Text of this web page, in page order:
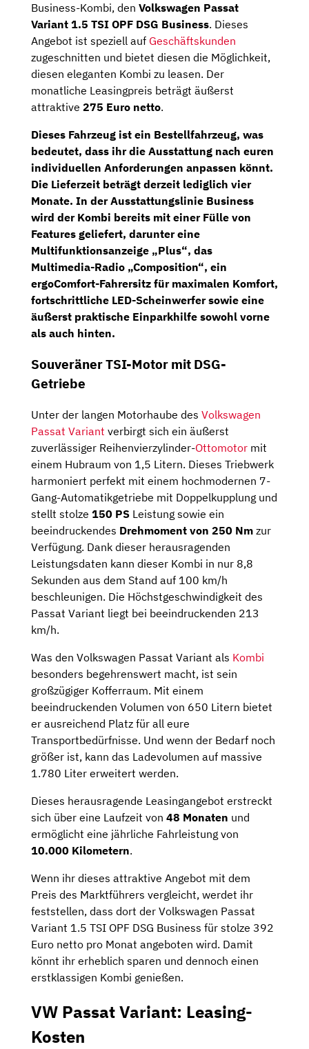
Business-Kombi, den Volkswagen Passat
Variant 1.5 TSI OPF DSG Business. Dieses
Angebot ist speziell auf Geschäftskunden
zugeschnitten und bietet diesen die Möglichkeit,
diesen eleganten Kombi zu leasen. Der
monatliche Leasingpreis beträgt äußerst
attraktive 275 Euro netto.
Dieses Fahrzeug ist ein Bestellfahrzeug, was
bedeutet, dass ihr die Ausstattung nach euren
individuellen Anforderungen anpassen könnt.
Die Lieferzeit beträgt derzeit lediglich vier
Monate. In der Ausstattungslinie Business
wird der Kombi bereits mit einer Fülle von
Features geliefert, darunter eine
Multifunktionsanzeige „Plus“, das
Multimedia-Radio „Composition“, ein
ergoComfort-Fahrersitz für maximalen Komfort,
fortschrittliche LED-Scheinwerfer sowie eine
äußerst praktische Einparkhilfe sowohl vorne
als auch hinten.
Souveräner TSI-Motor mit DSG-
Getriebe
Unter der langen Motorhaube des Volkswagen
Passat Variant verbirgt sich ein äußerst
zuverlässiger Reihenvierzylinder-Ottomotor mit
einem Hubraum von 1,5 Litern. Dieses Triebwerk
harmoniert perfekt mit einem hochmodernen 7-
Gang-Automatikgetriebe mit Doppelkupplung und
stellt stolze 150 PS Leistung sowie ein
beeindruckendes Drehmoment von 250 Nm zur
Verfügung. Dank dieser herausragenden
Leistungsdaten kann dieser Kombi in nur 8,8
Sekunden aus dem Stand auf 100 km/h
beschleunigen. Die Höchstgeschwindigkeit des
Passat Variant liegt bei beeindruckenden 213
km/h.
Was den Volkswagen Passat Variant als Kombi
besonders begehrenswert macht, ist sein
großzügiger Kofferraum. Mit einem
beeindruckenden Volumen von 650 Litern bietet
er ausreichend Platz für all eure
Transportbedürfnisse. Und wenn der Bedarf noch
größer ist, kann das Ladevolumen auf massive
1.780 Liter erweitert werden.
Dieses herausragende Leasingangebot erstreckt
sich über eine Laufzeit von 48 Monaten und
ermöglicht eine jährliche Fahrleistung von
10.000 Kilometern.
Wenn ihr dieses attraktive Angebot mit dem
Preis des Marktführers vergleicht, werdet ihr
feststellen, dass dort der Volkswagen Passat
Variant 1.5 TSI OPF DSG Business für stolze 392
Euro netto pro Monat angeboten wird. Damit
könnt ihr erheblich sparen und dennoch einen
erstklassigen Kombi genießen.
VW Passat Variant: Leasing-
Kosten